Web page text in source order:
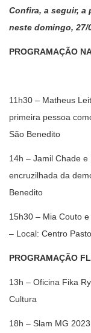
Confira, a seguir, a
neste domingo, 27/
PROGRAMAÇÃO
11h30 – Matheus
primeira pessoa
São Benedito
14h – Jamil Chade
encruzilhada da
Benedito
15h30 – Mia Couto
– Local: Centro
PROGRAMAÇÃO
13h – Oficina Fika
Cultura
18h – Slam MG